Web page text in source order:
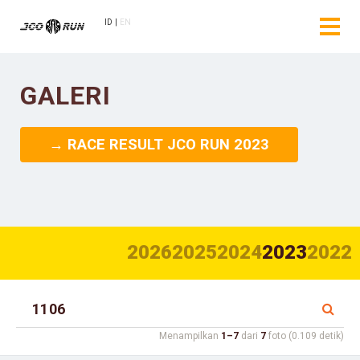
ID EN
GALERI
→ RACE RESULT JCO RUN 2023
20262025202420232022
Menampilkan 1–7 dari 7 foto (0.109 detik)